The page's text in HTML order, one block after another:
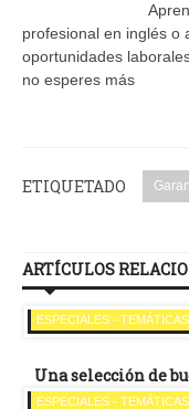
profesional en inglés o
oportunidades
no esperes más
ETIQUETADO
ARTÍCULOS
ESPECIALES - TEMÁTICAS
Una selección de
ESPECIALES - TEMÁTICAS